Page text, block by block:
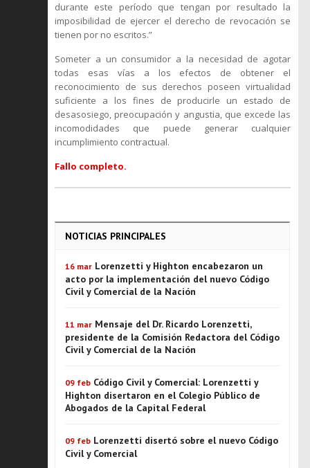
durante este período que tengan por resultado la
imposibilidad de ejercer el derecho de revocación se
tienen por no escritos.”
Someter a un consumidor a la necesidad de agotar
todas esas vías a los efectos de obtener el
reconocimiento de sus derechos poseen virtualidad
suficiente a los fines de producirle un estado de
desasosiego, preocupación y angustia, que excede las
incomodidades que puede generar cualquier
incumplimiento contractual.
Fallo completo.
NOTICIAS PRINCIPALES
16 mar Lorenzetti y Highton encabezaron un
acto por la implementación del nuevo Código
Civil y Comercial de la Nación
11 mar Mensaje del Dr. Ricardo Lorenzetti,
presidente de la Comisión Redactora del Código
Civil y Comercial de la Nación
09 feb Código Civil y Comercial: Lorenzetti y
Highton disertaron en el Colegio Público de
Abogados de la Capital Federal
09 feb Lorenzetti disertó sobre el nuevo Código
Civil y Comercial